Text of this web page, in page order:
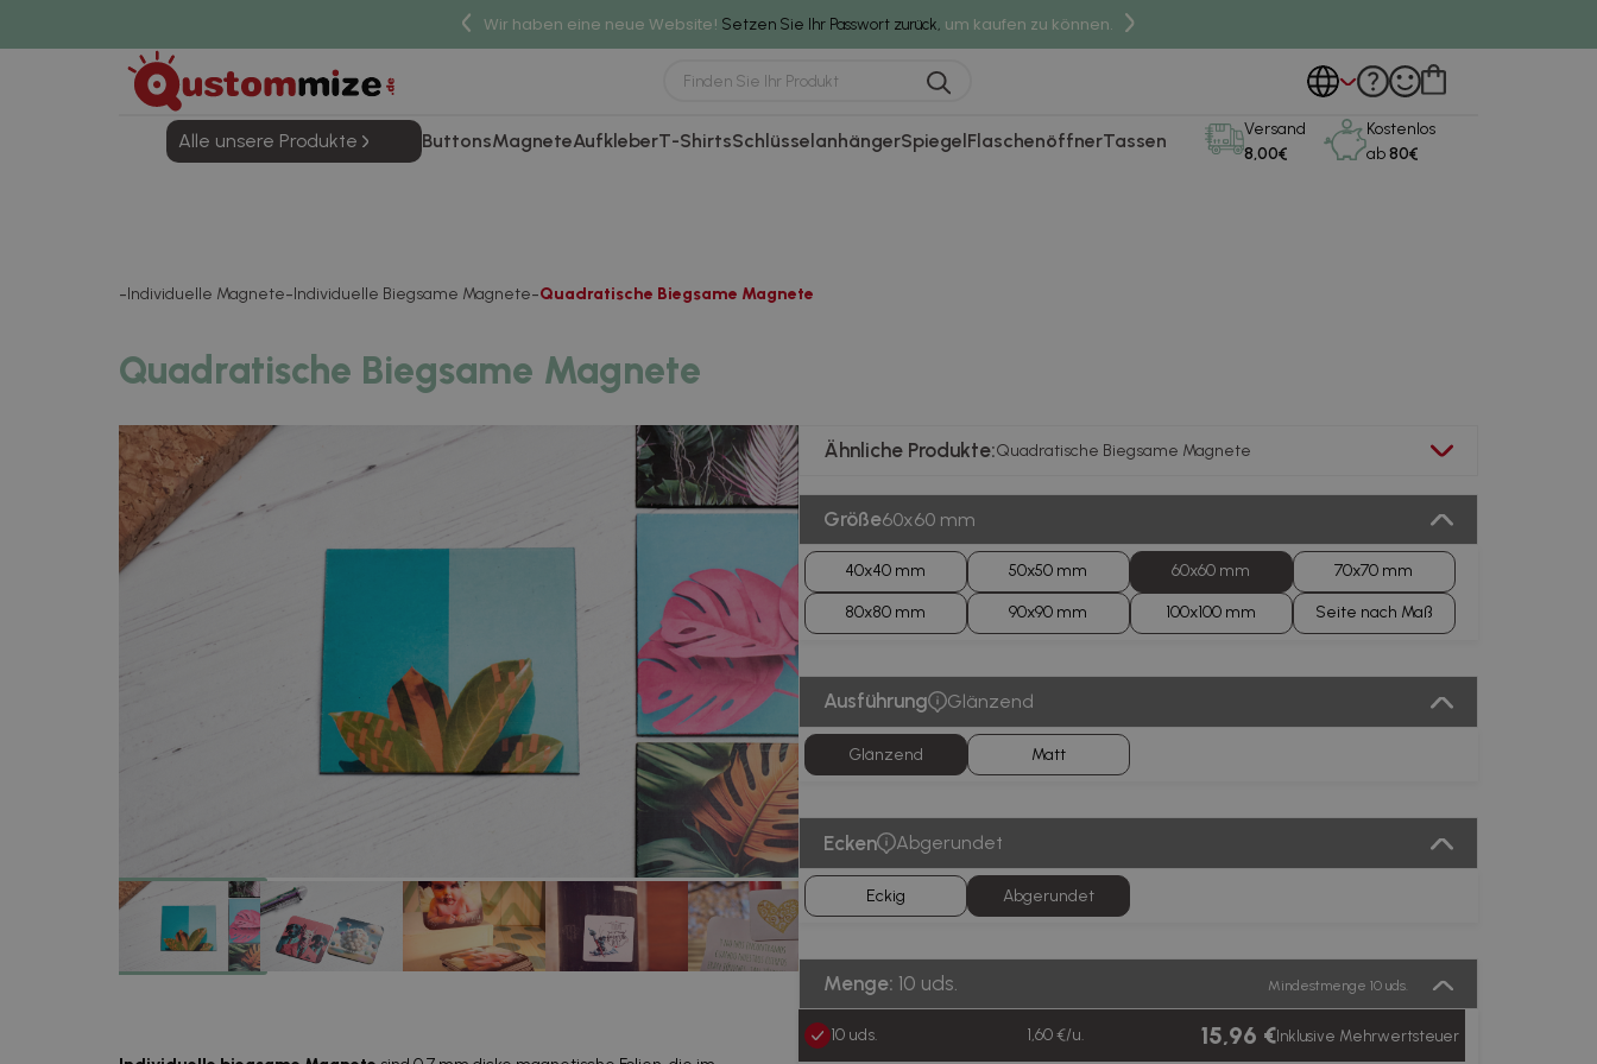
Wir haben eine neue Website! Setzen Sie Ihr Passwort zurück, um kaufen zu können.
Alle unsere Produkte ButtonsMagneteAufkleberT-ShirtsSchlüsselanhängerSpiegelFlaschenöffnerTassen
Versand
8,00€
Kostenlos
ab80€
Individuelle Magnete Individuelle Biegsame Magnete Quadratische Biegsame Magnete
Quadratische Biegsame Magnete
Ähnliche Produkte:Quadratische Biegsame Magnete
Größe60x60 mm
40x40 mm 50x50 mm 60x60 mm 70x70 mm
80x80 mm 90x90 mm 100x100 mm Seite nach Maß
Ausführung Glänzend
Glänzend Matt
Ecken Abgerundet
Eckig Abgerundet
Menge: 10 uds. Mindestmenge 10 uds.
10 uds. 1,60 €/u. 15,96 €Inklusive Mehrwertsteuer